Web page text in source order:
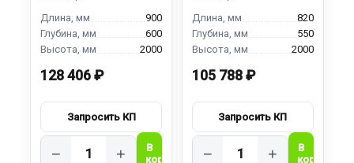
900
600
2000
128 406 ₽
− +
820
550
2000
105 788 ₽
− +